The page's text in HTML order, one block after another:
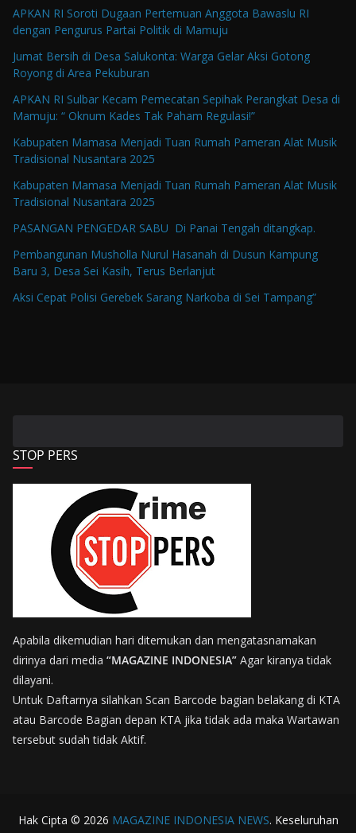
APKAN RI Soroti Dugaan Pertemuan Anggota Bawaslu RI
dengan Pengurus Partai Politik di Mamuju
Jumat Bersih di Desa Salukonta: Warga Gelar Aksi Gotong
Royong di Area Pekuburan
APKAN RI Sulbar Kecam Pemecatan Sepihak Perangkat Desa di
Mamuju: “ Oknum Kades Tak Paham Regulasi!”
Kabupaten Mamasa Menjadi Tuan Rumah Pameran Alat Musik
Tradisional Nusantara 2025
Kabupaten Mamasa Menjadi Tuan Rumah Pameran Alat Musik
Tradisional Nusantara 2025
PASANGAN PENGEDAR SABU Di Panai Tengah ditangkap.
Pembangunan Musholla Nurul Hasanah di Dusun Kampung
Baru 3, Desa Sei Kasih, Terus Berlanjut
Aksi Cepat Polisi Gerebek Sarang Narkoba di Sei Tampang”
STOP PERS
Apabila dikemudian hari ditemukan dan mengatasnamakan
dirinya dari media “MAGAZINE INDONESIA” Agar kiranya tidak
dilayani.
Untuk Daftarnya silahkan Scan Barcode bagian belakang di KTA
atau Barcode Bagian depan KTA jika tidak ada maka Wartawan
tersebut sudah tidak Aktif.
Hak Cipta © 2026 MAGAZINE INDONESIA NEWS. Keseluruhan